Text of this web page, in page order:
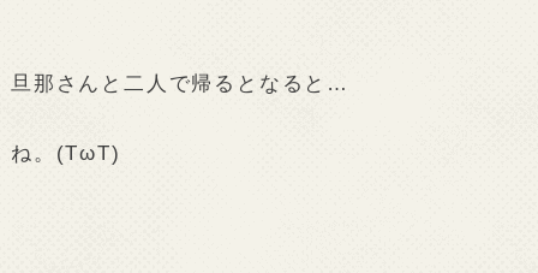
旦那さんと二人で帰るとなると…
ね。(TωT)